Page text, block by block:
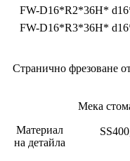
FW-D16*R2*36H*
FW-D16*R3*36H*
Странично фрезоване
Материал
на детайла
Мека